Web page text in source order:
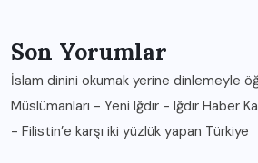
Son Yorumlar
İslam dinini okumak yerine dinlemeyle
Müslümanları - Yeni Iğdır - Iğdır Haber
- Filistin’e karşı iki yüzlük yapan Türkiye